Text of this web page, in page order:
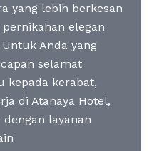
yang lebih berkesan
elegan
Anda yang
selamat
kepada kerabat,
di Atanaya Hotel,
layanan